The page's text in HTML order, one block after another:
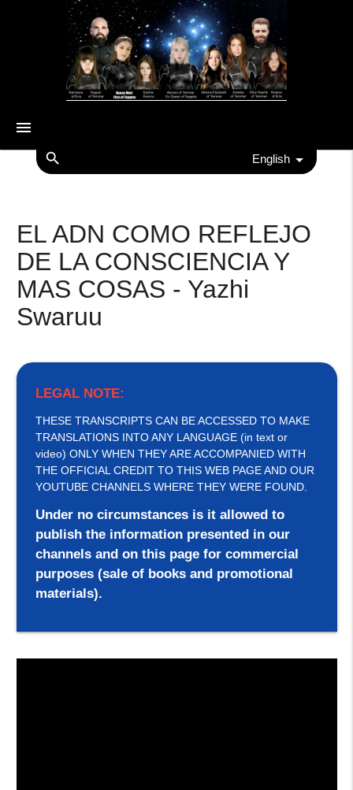
menu
search English
EL ADN COMO REFLEJO
DE LA CONSCIENCIA Y
MAS COSAS - Yazhi
Swaruu
LEGAL NOTE:
THESE TRANSCRIPTS CAN BE ACCESSED TO MAKE
TRANSLATIONS INTO ANY LANGUAGE (in text or
video) ONLY WHEN THEY ARE ACCOMPANIED WITH
THE OFFICIAL CREDIT TO THIS WEB PAGE AND OUR
YOUTUBE CHANNELS WHERE THEY WERE FOUND.
Under no circumstances is it allowed to
publish the information presented in our
channels and on this page for commercial
purposes (sale of books and promotional
materials).